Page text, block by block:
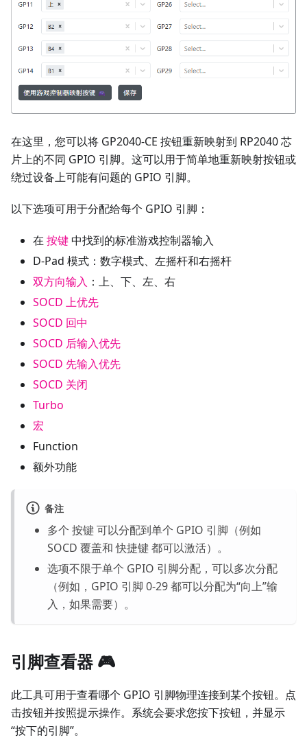
在这里，您可以将 GP2040-CE 按钮重新映射到 RP2040 芯
片上的不同 GPIO 引脚。这可以用于简单地重新映射按钮或
绕过设备上可能有问题的 GPIO 引脚。
以下选项可用于分配给每个 GPIO 引脚：
在 按键中找到的标准游戏控制器输入
D-Pad 模式：数字模式、左摇杆和右摇杆
双方向输入 ：上、下、左、右
SOCD 上优先
SOCD 回中
SOCD 后输入优先
SOCD 先输入优先
SOCD 关闭
Turbo
宏
Function
额外功能
备注
多个 按键可以分配到单个 GPIO 引脚（例如
SOCD 覆盖和快捷键都可以激活）。
选项不限于单个 GPIO 引脚分配，可以多次分配
（例如，GPIO 引脚 0-29 都可以分配为“向上”输
入，如果需要）。
引脚查看器🎮
此工具可用于查看哪个 GPIO 引脚物理连接到某个按钮。点
击按钮并按照提示操作。系统会要求您按下按钮，并显示
“按下的引脚”。